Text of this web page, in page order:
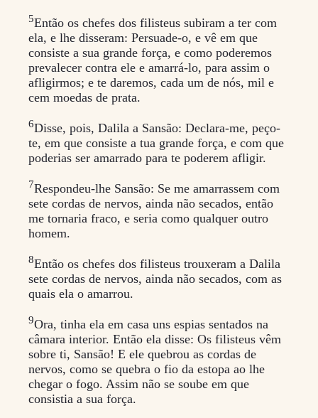
5Então os chefes dos filisteus subiram a ter com
ela, e lhe disseram: Persuade-o, e vê em que
consiste a sua grande força, e como poderemos
prevalecer contra ele e amarrá-lo, para assim o
afligirmos; e te daremos, cada um de nós, mil e
cem moedas de prata.
6Disse, pois, Dalila a Sansão: Declara-me, peço-
te, em que consiste a tua grande força, e com que
poderias ser amarrado para te poderem afligir.
7Respondeu-lhe Sansão: Se me amarrassem com
sete cordas de nervos, ainda não secados, então
me tornaria fraco, e seria como qualquer outro
homem.
8Então os chefes dos filisteus trouxeram a Dalila
sete cordas de nervos, ainda não secados, com as
quais ela o amarrou.
9Ora, tinha ela em casa uns espias sentados na
câmara interior. Então ela disse: Os filisteus vêm
sobre ti, Sansão! E ele quebrou as cordas de
nervos, como se quebra o fio da estopa ao lhe
chegar o fogo. Assim não se soube em que
consistia a sua força.